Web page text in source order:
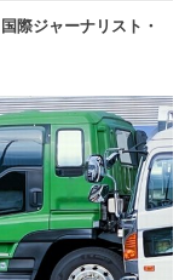
際ジャーナリスト・